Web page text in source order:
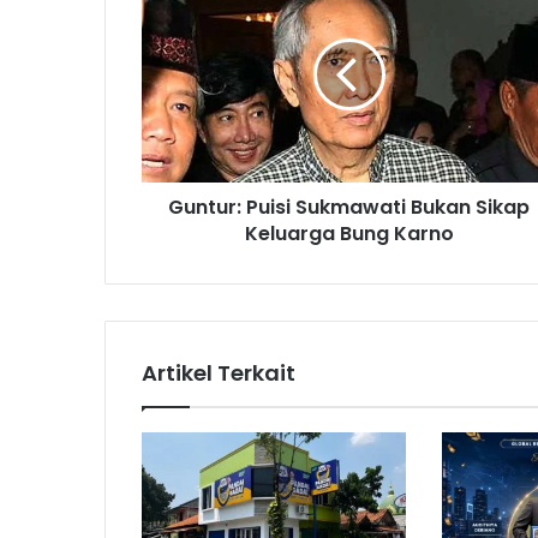
n
u
r
:
P
u
S
a
w
a
i
B
u
Guntur: Puisi Sukmawati Bukan Sikap
Keluarga Bung Karno
Artikel Terkait